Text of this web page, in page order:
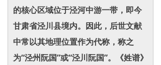
的核心区域位于泾河中游一带，即今
甘肃省泾川县境内。因此，后世文献
中常以其地理位置作为代称，称之
为“泾州阮国”或“泾川阮国”。《姓谱》